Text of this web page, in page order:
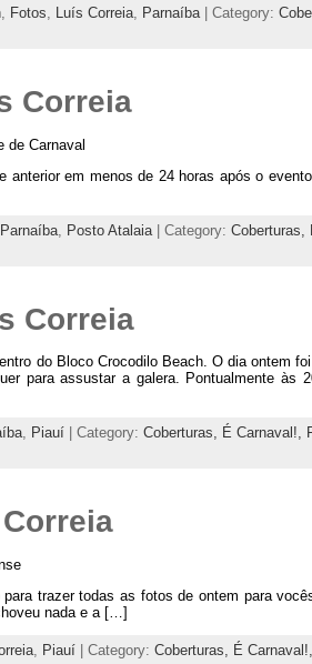
, Fotos, Luís Correia, Parnaíba| Category:
Correia
de Carnaval
anterior em menos de 24 horas após o evento
Parnaíba, Posto Atalaia| Category: Coberturas,
Correia
do Bloco Crocodilo Beach. O dia ontem
para assustar a galera. Pontualmente às
, Piauí| Category: Coberturas, É Carnaval!,
trazer todas as fotos de ontem para
nada e a […]
, Piauí| Category: Coberturas, É Carnaval!,